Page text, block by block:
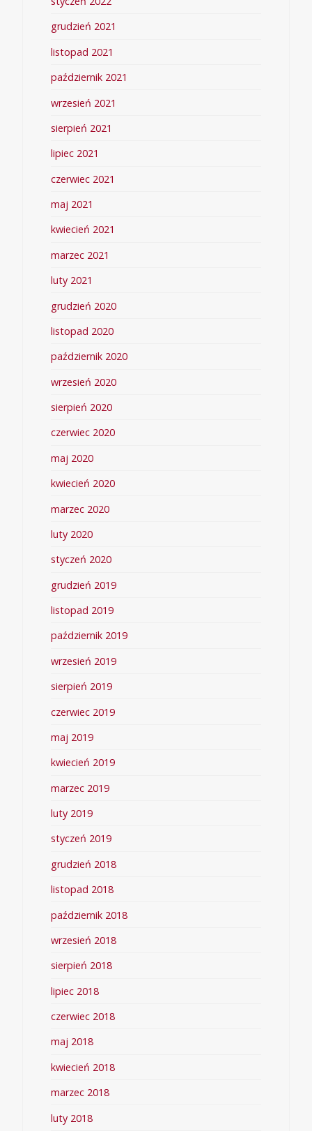
grudzień 2021
listopad 2021
październik 2021
wrzesień 2021
sierpień 2021
lipiec 2021
czerwiec 2021
maj 2021
kwiecień 2021
marzec 2021
luty 2021
grudzień 2020
listopad 2020
październik 2020
wrzesień 2020
sierpień 2020
czerwiec 2020
maj 2020
kwiecień 2020
marzec 2020
luty 2020
styczeń 2020
grudzień 2019
listopad 2019
październik 2019
wrzesień 2019
sierpień 2019
czerwiec 2019
maj 2019
kwiecień 2019
marzec 2019
luty 2019
styczeń 2019
grudzień 2018
listopad 2018
październik 2018
wrzesień 2018
sierpień 2018
lipiec 2018
czerwiec 2018
maj 2018
kwiecień 2018
marzec 2018
luty 2018